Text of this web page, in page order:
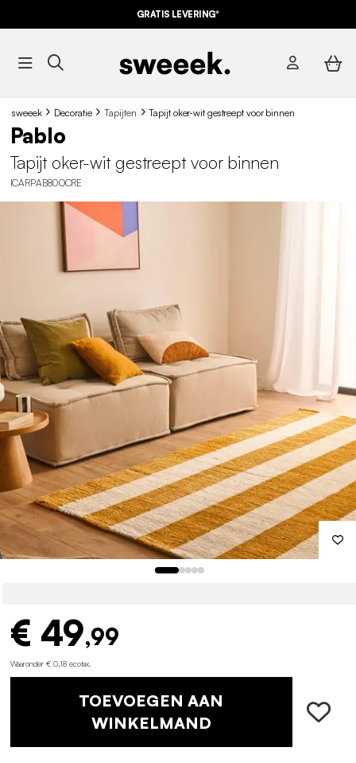
GRATIS LEVERING*
sweeek Decoratie Tapijten Tapijt oker-wit gestreept voor binnen
Pablo
Tapijt oker-wit gestreept voor binnen
ICARPAB80OCRE
€ 49,99
Waaronder € 0,18 ecotax
TOEVOEGEN AAN
WINKELMAND